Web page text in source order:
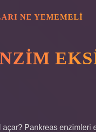
NE YEMEMELI
Pankreas enzimleri